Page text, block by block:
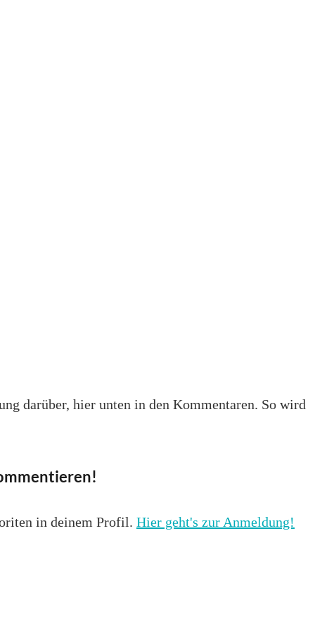
darüber, hier unten in den Kommentaren. So wird
in deinem Profil. Hier geht's zur Anmeldung!